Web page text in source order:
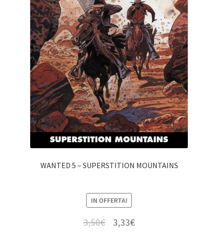
WANTED 5 – SUPERSTITION MOUNTAINS
IN OFFERTA!
3,50€ 3,33€